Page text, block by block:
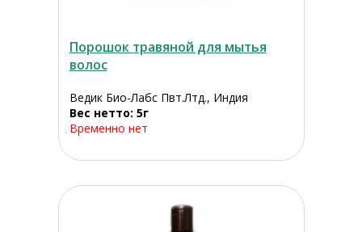
Порошок травяной для мытья
волос
Ведик Био-Лабс Пвт.Лтд., Индия
Вес нетто: 5г
Временно нет